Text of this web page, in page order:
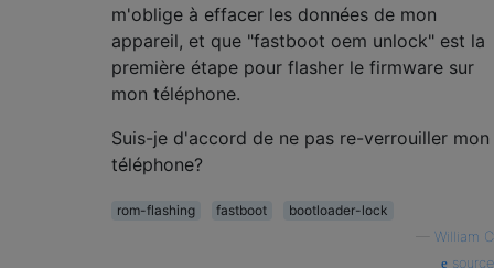
m'oblige à effacer les données de mon
appareil, et que "fastboot oem unlock" est la
première étape pour flasher le firmware sur
mon téléphone.
Suis-je d'accord de ne pas re-verrouiller mon
téléphone?
rom-flashing fastboot
bootloader-lock
William C
source